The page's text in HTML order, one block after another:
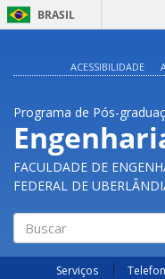
BRASIL
ACESSIBILIDADE
Programa de Pós-
FACULDADE DE
FEDERAL DE
Buscar
Serviços